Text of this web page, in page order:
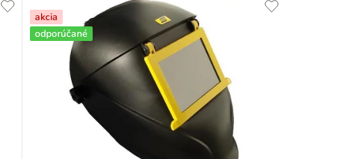
akcia
odporúčané